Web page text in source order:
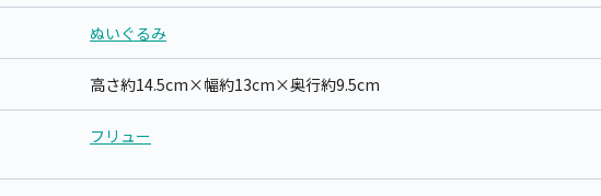
ぬいぐるみ
高さ約14.5cm×幅約13cm×奥行約9.5cm
フリュー